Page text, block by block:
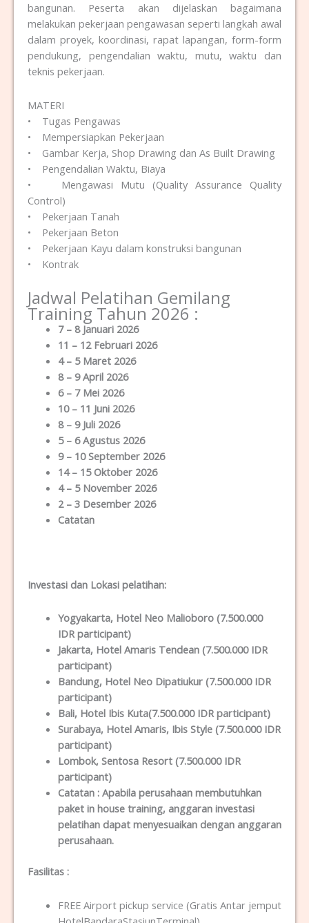
bangunan. Peserta akan dijelaskan bagaimana
melakukan pekerjaan pengawasan seperti langkah awal
dalam proyek, koordinasi, rapat lapangan, form-form
pendukung, pengendalian waktu, mutu, waktu dan
teknis pekerjaan.
MATERI
• Tugas Pengawas
• Mempersiapkan Pekerjaan
• Gambar Kerja, Shop Drawing dan As Built Drawing
• Pengendalian Waktu, Biaya
• Mengawasi Mutu (Quality Assurance Quality
Control)
• Pekerjaan Tanah
• Pekerjaan Beton
• Pekerjaan Kayu dalam konstruksi bangunan
• Kontrak
Jadwal Pelatihan Gemilang
Training Tahun 2026 :
7 – 8 Januari 2026
11 – 12 Februari 2026
4 – 5 Maret 2026
8 – 9 April 2026
6 – 7 Mei 2026
10 – 11 Juni 2026
8 – 9 Juli 2026
5 – 6 Agustus 2026
9 – 10 September 2026
14 – 15 Oktober 2026
4 – 5 November 2026
2 – 3 Desember 2026
Catatan
Investasi dan Lokasi pelatihan:
Yogyakarta, Hotel Neo Malioboro (7.500.000
IDR participant)
Jakarta, Hotel Amaris Tendean (7.500.000 IDR
participant)
Bandung, Hotel Neo Dipatiukur (7.500.000 IDR
participant)
Bali, Hotel Ibis Kuta(7.500.000 IDR participant)
Surabaya, Hotel Amaris, Ibis Style (7.500.000 IDR
participant)
Lombok, Sentosa Resort (7.500.000 IDR
participant)
Catatan :Apabila perusahaan membutuhkan
paket in house training, anggaran investasi
pelatihan dapat menyesuaikan dengan anggaran
perusahaan.
Fasilitas :
FREE Airport pickup service (Gratis Antar jemput